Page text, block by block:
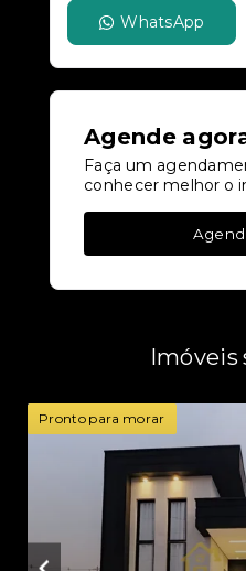
WhatsApp
Agende
Faça um
conhecer melhor o
Imóveis
Pronto para morar